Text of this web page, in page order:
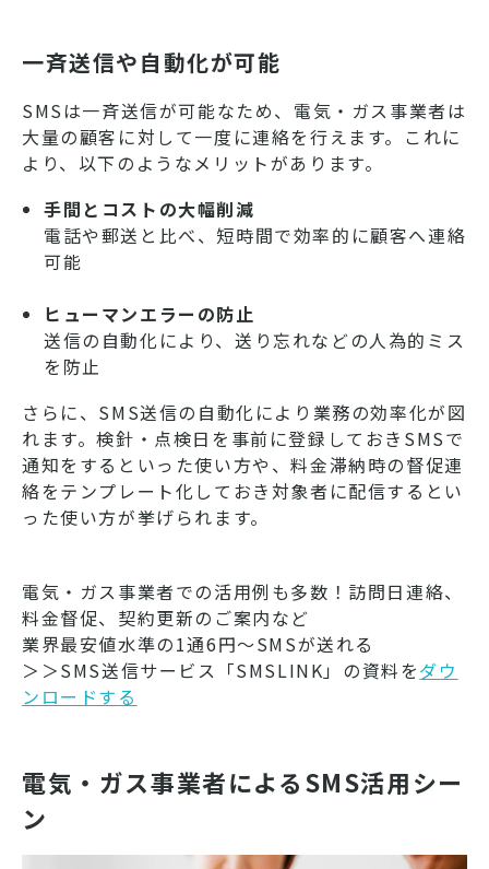
一斉送信や自動化が可能
SMSは一斉送信が可能なため、電気・ガス事業者は
大量の顧客に対して一度に連絡を行えます。これに
より、以下のようなメリットがあります。
手間とコストの大幅削減
電話や郵送と比べ、短時間で効率的に顧客へ連絡
可能
ヒューマンエラーの防止
送信の自動化により、送り忘れなどの人為的ミス
を防止
さらに、SMS送信の自動化により業務の効率化が図
れます。検針・点検日を事前に登録しておきSMSで
通知をするといった使い方や、料金滞納時の督促連
絡をテンプレート化しておき対象者に配信するとい
った使い方が挙げられます。
電気・ガス事業者での活用例も多数！訪問日連絡、
料金督促、契約更新のご案内など
業界最安値水準の1通6円～SMSが送れる
＞＞SMS送信サービス「SMSLINK」の資料をダウ
ンロードする
電気・ガス事業者によるSMS活用シー
ン